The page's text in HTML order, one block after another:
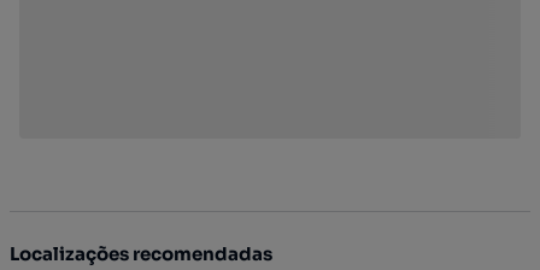
Localizações recomendadas